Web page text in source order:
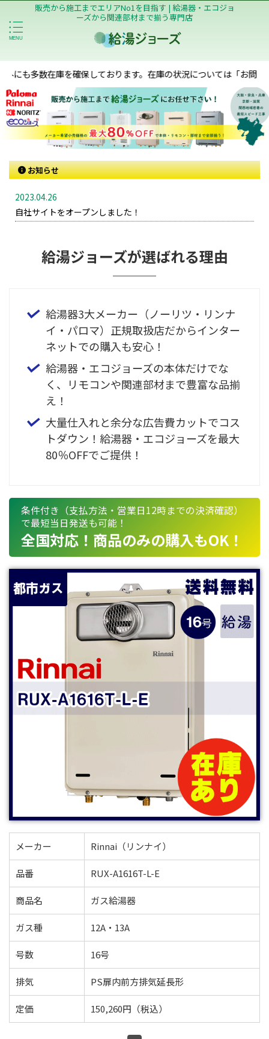
販売から施工までエリアNo1を目指す | 給湯器・エコジョ
ーズから関連部材まで揃う専門店
庫を確保しております。在庫の状況については「お問い合わせ」か
お知らせ
2023.04.26
自社サイトをオープンしました！
給湯ジョーズが選ばれる理由
給湯器3大メーカー（ノーリツ・リンナ
イ・パロマ）正規取扱店だからインター
ネットでの購入も安心！
給湯器・エコジョーズの本体だけでな
く、リモコンや関連部材まで豊富な品揃
え！
大量仕入れと余分な広告費カットでコス
トダウン！給湯器・エコジョーズを最大
80％OFFでご提供！
条件付き（支払方法・営業日12時までの決済確認）
で最短当日発送も可能！
全国対応！商品のみの購入もOK！
メーカー Rinnai（リンナイ）
品番 RUX-A1616T-L-E
商品名 ガス給湯器
ガス種 12A・13A
号数 16号
排気 PS扉内前方排気延長形
定価 150,260円（税込）